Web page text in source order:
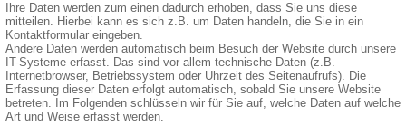
Ihre Daten werden zum einen dadurch erhoben, dass Sie uns diese
mitteilen. Hierbei kann es sich z.B. um Daten handeln, die Sie in ein
Kontaktformular eingeben.
Andere Daten werden automatisch beim Besuch der Website durch unsere
IT-Systeme erfasst. Das sind vor allem technische Daten (z.B.
Internetbrowser, Betriebssystem oder Uhrzeit des Seitenaufrufs). Die
Erfassung dieser Daten erfolgt automatisch, sobald Sie unsere Website
betreten. Im Folgenden schlüsseln wir für Sie auf, welche Daten auf welche
Art und Weise erfasst werden.